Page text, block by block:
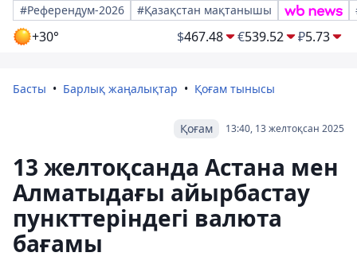
#Референдум-2026
#Қазақстан мақтанышы
+30° $467.48 €539.52 ₽5.73
Басты Барлық жаңалықтар Қоғам тынысы
13:40, 13 желтоқсан 2025
Қоғам
13 желтоқсанда Астана мен
Алматыдағы айырбастау
пункттеріндегі валюта
бағамы